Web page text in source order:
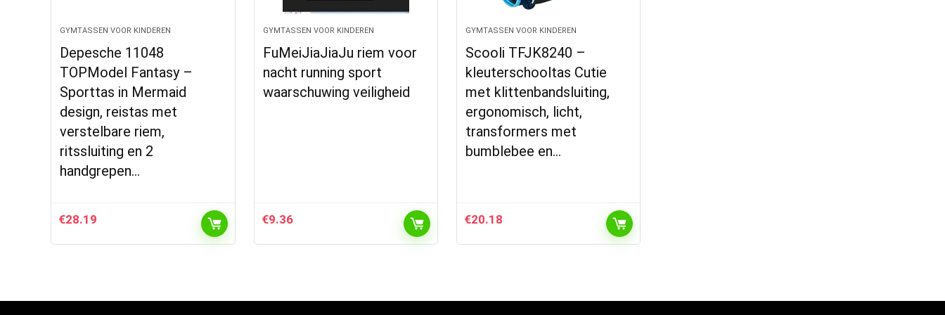
GYMTASSEN VOOR KINDEREN
Depesche 11048
TOPModel Fantasy –
Sporttas in Mermaid
design, reistas met
verstelbare riem,
ritssluiting en 2
handgrepen…
€28.19
GYMTASSEN VOOR KINDEREN
FuMeiJiaJiaJu riem voor
nacht running sport
waarschuwing veiligheid
€9.36
GYMTASSEN VOOR KINDEREN
Scooli TFJK8240 –
kleuterschooltas Cutie
met klittenbandsluiting,
ergonomisch, licht,
transformers met
bumblebee en…
€20.18